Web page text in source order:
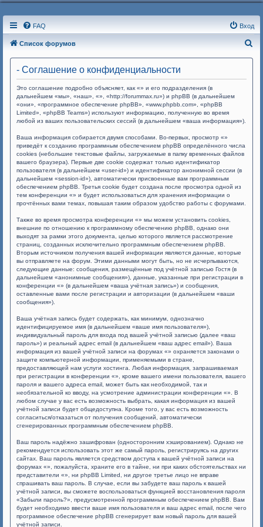
FAQ Вход
Список форумов
- Соглашение о конфиденциальности
Это соглашение подробно объясняет, как «» и его подразделения (в
дальнейшем «мы», «наш», «», «http://forummax.ru») и phpBB (в дальнейшем
«они», «программное обеспечение phpBB», «www.phpbb.com», «phpBB
Limited», «phpBB Teams») используют информацию, полученную во время
любой из ваших пользовательских сессий (в дальнейшем «ваша информация»).
Ваша информация собирается двумя способами. Во-первых, просмотр «»
приведёт к созданию программным обеспечением phpBB определённого числа
cookies (небольшие текстовые файлы, загружаемые в папку временных файлов
вашего браузера). Первые две cookie содержат только идентификатор
пользователя (в дальнейшем «user-id») и идентификатор анонимной сессии (в
дальнейшем «session-id»), автоматически присвоенные вам программным
обеспечением phpBB. Третья cookie будет создана после просмотра одной из
тем конференции «» и будет использоваться для хранения информации о
прочтённых вами темах, повышая таким образом удобство работы с форумами.
Также во время просмотра конференции «» мы можем установить cookies,
внешние по отношению к программному обеспечению phpBB, однако они
выходят за рамки этого документа, целью которого является рассмотрение
страниц, созданных исключительно программным обеспечением phpBB.
Вторым источником получения вашей информации являются данные, которые
вы отправляете на форум. Этими данными могут быть, но не исчерпываются,
следующие данные: сообщения, размещённые под учётной записью Гостя (в
дальнейшем «анонимные сообщения»), данные, указанные при регистрации в
конференции «» (в дальнейшем «ваша учётная запись») и сообщения,
оставленные вами после регистрации и авторизации (в дальнейшем «ваши
сообщения»).
Ваша учётная запись будет содержать, как минимум, однозначно
идентифицируемое имя (в дальнейшем «ваше имя пользователя»),
индивидуальный пароль для входа под вашей учётной записью (далее «ваш
пароль») и реальный адрес email (в дальнейшем «ваш адрес email»). Ваша
информация из вашей учётной записи на форумах «» охраняется законами о
защите компьютерной информации, применяемыми в стране,
предоставляющей нам услуги хостинга. Любая информация, запрашиваемая
при регистрации в конференции «», кроме вашего имени пользователя, вашего
пароля и вашего адреса email, может быть как необходимой, так и
необязательной ко вводу, на усмотрение администрации конференции «». В
любом случае у вас есть возможность выбрать, какая информация из вашей
учётной записи будет общедоступна. Кроме того, у вас есть возможность
согласиться/отказаться от получения сообщений, автоматически
сгенерированных программным обеспечением phpBB.
Ваш пароль надёжно зашифрован (односторонним хэшированием). Однако не
рекомендуется использовать этот же самый пароль, регистрируясь на других
сайтах. Ваш пароль является средством доступа к вашей учётной записи на
форумах «», пожалуйста, храните его в тайне, ни при каких обстоятельствах ни
представители «», ни phpBB Limited, ни другое третье лицо не вправе
спрашивать ваш пароль. В случае, если вы забудете ваш пароль к вашей
учётной записи, вы сможете воспользоваться функцией восстановления пароля
«Забыли пароль?», предусмотренной программным обеспечением phpBB. Вам
будет необходимо ввести ваше имя пользователя и ваш адрес email, после чего
программное обеспечение phpBB сгенерирует вам новый пароль для вашей
учётной записи.